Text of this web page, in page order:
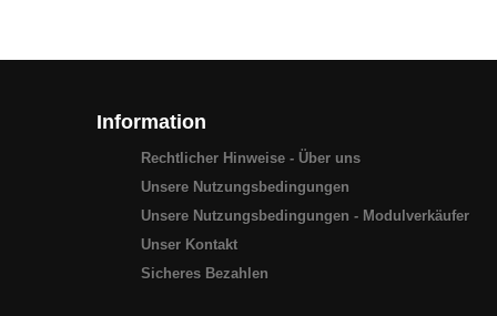
Information
Rechtlicher Hinweise - Über uns
Unsere Nutzungsbedingungen
Unsere Nutzungsbedingungen - Modulverkäufer
Unser Kontakt
Sicheres Bezahlen